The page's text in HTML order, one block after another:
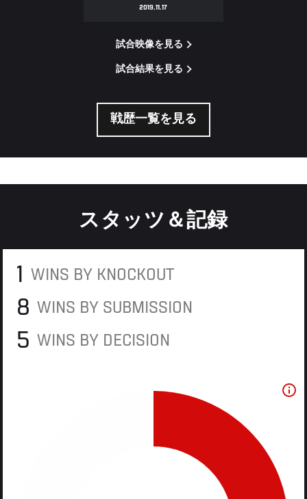
2019.11.17
試合映像を見る
試合結果を見る
戦歴一覧を見る
スタッツ＆記録
1 WINS BY KNOCKOUT
8 WINS BY SUBMISSION
5 WINS BY DECISION